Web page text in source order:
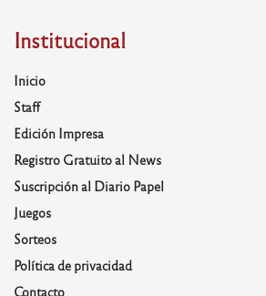
Institucional
Inicio
Staff
Edición Impresa
Registro Gratuito al News
Suscripción al Diario Papel
Juegos
Sorteos
Política de privacidad
Contacto